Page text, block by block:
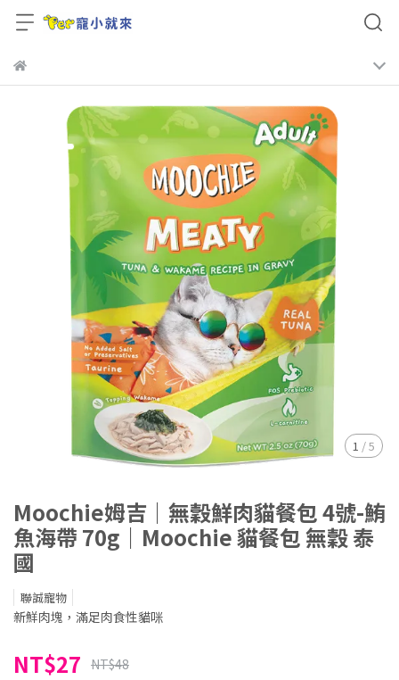
1 /5
Moochie姆吉｜無穀鮮肉貓餐包 4號-鮪
魚海帶 70g｜Moochie 貓餐包 無穀 泰
國
聯誠寵物
新鮮肉塊，滿足肉食性貓咪
NT$27 NT$48